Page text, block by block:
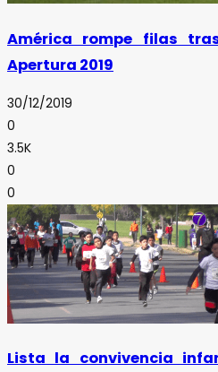
América rompe filas
Apertura 2019
30/12/2019
0
3.5K
0
0
Lista la convivencia